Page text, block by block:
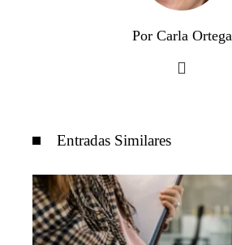
Por Carla Ortega
Entradas Similares